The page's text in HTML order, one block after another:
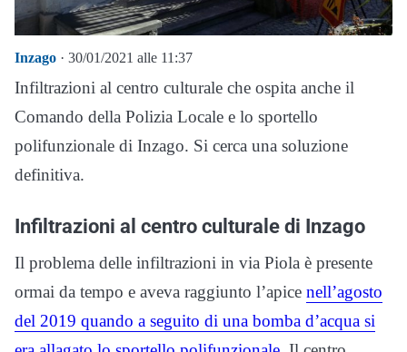
Inzago · 30/01/2021 alle 11:37
Infiltrazioni al centro culturale che ospita anche il
Comando della Polizia Locale e lo sportello
polifunzionale di Inzago. Si cerca una soluzione
definitiva.
Infiltrazioni al centro culturale di Inzago
Il problema delle infiltrazioni in via Piola è presente
ormai da tempo e aveva raggiunto l’apice nell’agosto
del 2019 quando a seguito di una bomba d’acqua si